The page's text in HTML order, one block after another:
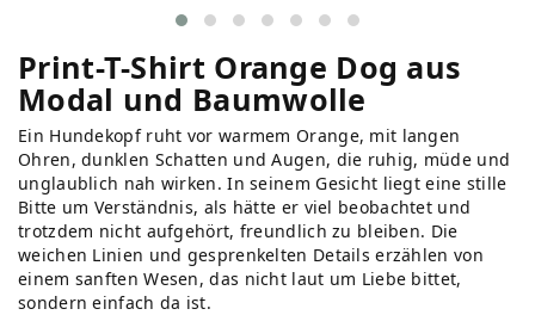
Print-T-Shirt Orange Dog aus
Modal und Baumwolle
Ein Hundekopf ruht vor warmem Orange, mit langen
Ohren, dunklen Schatten und Augen, die ruhig, müde und
unglaublich nah wirken. In seinem Gesicht liegt eine stille
Bitte um Verständnis, als hätte er viel beobachtet und
trotzdem nicht aufgehört, freundlich zu bleiben. Die
weichen Linien und gesprenkelten Details erzählen von
einem sanften Wesen, das nicht laut um Liebe bittet,
sondern einfach da ist.